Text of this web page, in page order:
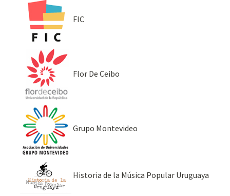
FIC
Flor De Ceibo
Grupo Montevideo
Historia de la Música Popular Uruguaya